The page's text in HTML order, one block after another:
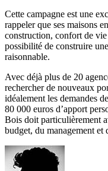
Cette campagne est une
rappeler que ses maisons
construction, confort de
possibilité de construire
raisonnable.
Avec déjà plus de 20
rechercher de nouveaux
idéalement les demandes
80 000 euros d’apport
Bois doit particulièrement
budget, du management